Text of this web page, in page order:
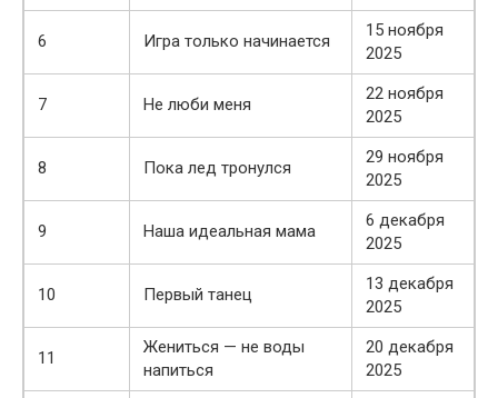
6 Игра только начинается
15 ноября
2025
7 Не люби меня
22 ноября
2025
8 Пока лед тронулся
29 ноября
2025
9 Наша идеальная мама
6 декабря
2025
10 Первый танец
13 декабря
2025
11
Жениться — не воды
напиться
20 декабря
2025